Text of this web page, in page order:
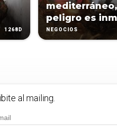
1268D
peligro es
NEGOCIOS
al mailing.